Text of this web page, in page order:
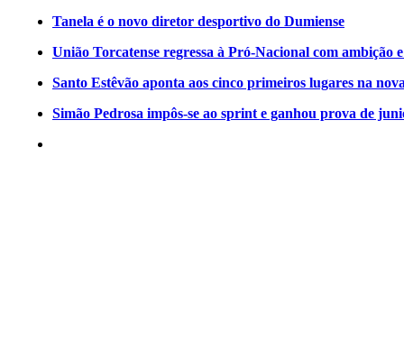
Tanela é o novo diretor desportivo do Dumiense
União Torcatense regressa à Pró-Nacional com ambição
Santo Estêvão aponta aos cinco primeiros lugares na
Simão Pedrosa impôs-se ao sprint e ganhou prova de